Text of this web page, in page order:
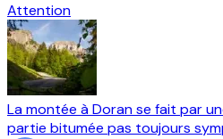
Attention
La montée à Doran se fait par
partie bitumée pas toujours